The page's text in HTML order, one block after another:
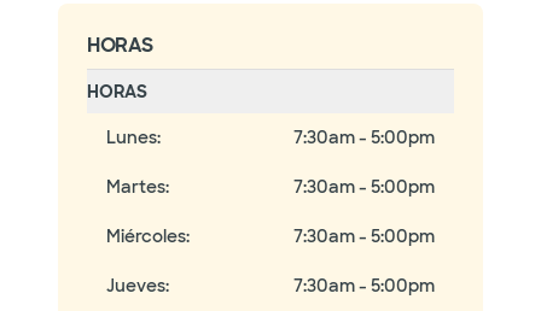
HORAS
HORAS
Lunes: 7:30am - 5:00pm
Martes: 7:30am - 5:00pm
Miércoles: 7:30am - 5:00pm
Jueves: 7:30am - 5:00pm